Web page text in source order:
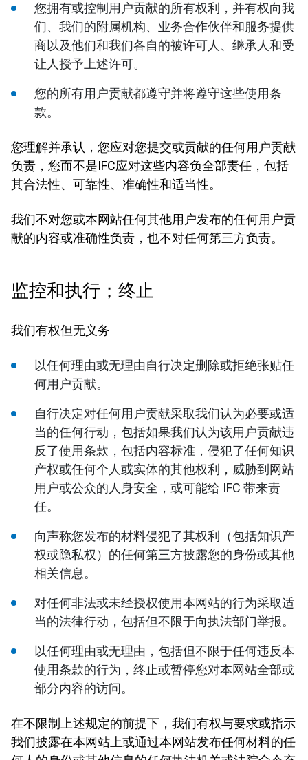
您拥有或控制用户贡献的所有权利，并有权向我
们、我们的附属机构、业务合作伙伴和服务提供
商以及他们和我们各自的被许可人、继承人和受
让人授予上述许可。
您的所有用户贡献都遵守并将遵守这些使用条
款。
您理解并承认，您应对您提交或贡献的任何用户贡献
负责，您而不是IFC应对这些内容负全部责任，包括
其合法性、可靠性、准确性和适当性。
我们不对您或本网站任何其他用户发布的任何用户贡
献的内容或准确性负责，也不对任何第三方负责。
监控和执行；终止
我们有权但无义务
以任何理由或无理由自行决定删除或拒绝张贴任
何用户贡献。
自行决定对任何用户贡献采取我们认为必要或适
当的任何行动，包括如果我们认为该用户贡献违
反了使用条款，包括内容标准，侵犯了任何知识
产权或任何个人或实体的其他权利，威胁到网站
用户或公众的人身安全，或可能给 IFC 带来责
任。
向声称您发布的材料侵犯了其权利（包括知识产
权或隐私权）的任何第三方披露您的身份或其他
相关信息。
对任何非法或未经授权使用本网站的行为采取适
当的法律行动，包括但不限于向执法部门举报。
以任何理由或无理由，包括但不限于任何违反本
使用条款的行为，终止或暂停您对本网站全部或
部分内容的访问。
在不限制上述规定的前提下，我们有权与要求或指示
我们披露在本网站上或通过本网站发布任何材料的任